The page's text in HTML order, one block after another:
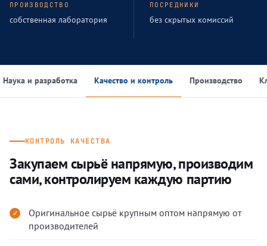
ПРОИЗВОДСТВО
собственная лаборатория
ПОСРЕДНИКИ
без скрытых комиссий
Наука и разработка Качество и контроль Производство
КОНТРОЛЬ КАЧЕСТВА
Закупаем сырьё напрямую, производим
сами, контролируем каждую партию
Оригинальное сырьё крупным оптом напрямую от
производителей